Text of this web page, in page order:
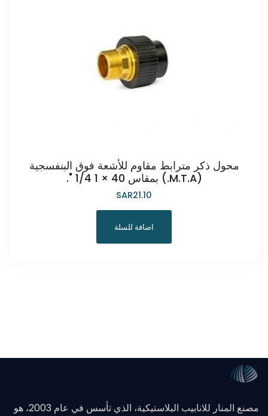
محول ذكر مترابط مقاوم للأشعة فوق البنفسجية
(M.T.A.) بمقاس 40 × 1 1/4 ".
SAR21.10
اضافة للسلة
مصنع المنار للانابيب البلاستيكية، الذي تأسس في عام 2003، هو